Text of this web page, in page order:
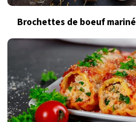
Brochettes de boeuf mariné